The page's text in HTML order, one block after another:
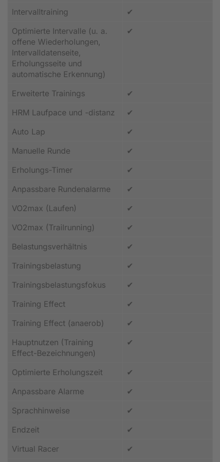
Intervalltraining
✔
Optimierte Intervalle (u. a.
offene Wiederholungen,
Intervalldatenseite,
Erholungsseite und
automatische Erkennung)
✔
Erweiterte Trainings
✔
HRM Laufpace und -distanz
✔
Auto Lap
✔
Manuelle Runde
✔
Erholungs-Timer
✔
Anpassbare Rundenalarme
✔
VO2max (Laufen)
✔
VO2max (Trailrunning)
✔
Belastungsverhältnis
✔
Trainingsbelastung
✔
Trainingsbelastungsfokus
✔
Training Effect
✔
Training Effect (anaerob)
✔
Hauptnutzen (Training
Effect-Bezeichnungen)
✔
Optimierte Erholungszeit
✔
Anpassbare Alarme
✔
Sprachhinweise
✔
Endzeit
✔
Virtual Racer
✔